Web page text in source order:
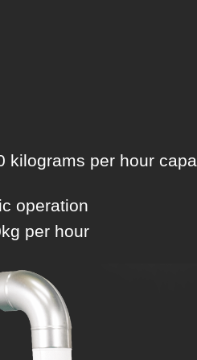
kilograms per hour
operation
per hour